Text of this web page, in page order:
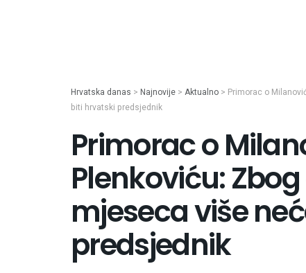
Hrvatska danas > Najnovije > Aktualno > Primorac o
biti hrvatski predsjednik
Primorac o
Plenkoviću:
mjeseca više
predsjednik